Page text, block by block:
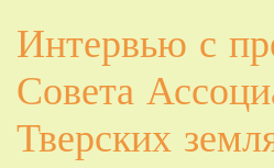
Интервью с
Совета
Тверских